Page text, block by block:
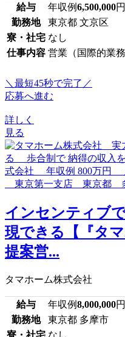
給与 年収例6,500,000円
勤務地
東京都 文京区
寮・社宅 なし
仕事内容 営業（国際的業
＼最短45秒で完了／
応募へ進む
詳しく
見る
インセンティブ
現できる【『タ
提案営...
タマホーム株式会社
給与 年収例8,000,000円
勤務地
東京都 多摩市